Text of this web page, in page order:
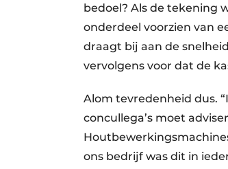
bedoel? Als de tekening
onderdeel voorzien van
draagt bij aan de
vervolgens voor dat de
Alom tevredenheid dus.
concullega’s moet
ons bedrijf was dit in